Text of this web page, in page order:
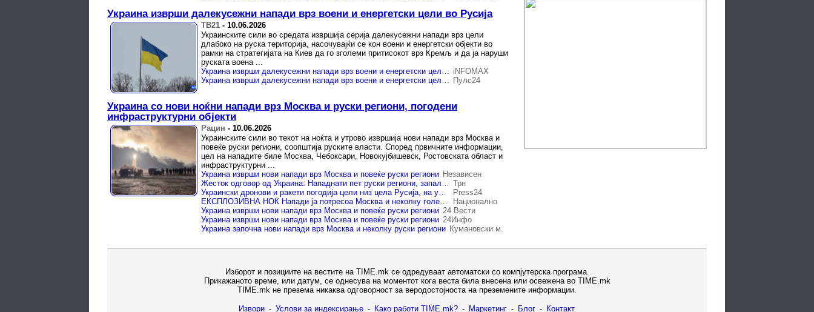
Украина изврши далекусежни напади врз воени и енергетски цели во Русија
ТВ21 - 10.06.2026
Украинските сили во средата извршија серија далекусежни напади врз цели
длабоко на руска територија, насочувајќи се кон воени и енергетски објекти во
рамки на стратегијата на Киев да го зголеми притисокот врз Кремљ и да ја наруши
руската воена ...
Украина изврши далекусежни напади врз воени и енергетски цели во Русија iNFOMAX
Украина изврши далекусежни напади врз воени и енергетски цели во Русија Пулс24
Украина со нови ноќни напади врз Москва и руски региони, погодени
инфраструктурни објекти
Рацин - 10.06.2026
Украинските сили во текот на ноќта и утрово извршија нови напади врз Москва и
повеќе руски региони, соопштија руските власти. Според првичните информации,
цел на нападите биле Москва, Чебоксари, Новокујбишевск, Ростовската област и
инфраструктурни ...
Украина изврши нови напади врз Москва и повеќе руски региони Независен
Жесток одговор од Украина: Нападнати пет руски региони, запалени резервоари со гориво и фабрики Трн
Украински дронови и ракети погодија цели низ цела Русија, на удар и Москва
Press24
ЕКСПЛОЗИВНА НОЌ Напади ја потресоа Москва и неколку големи градови
Национално
Украина изврши нови напади врз Москва и повеќе руски региони 24 Вести
Украина изврши нови напади врз Москва и повеќе руски региони 24Инфо
Украина започна нови напади врз Москва и неколку руски региони Кумановски м.
Изборот и позициите на вестите на TIME.mk се одредуваат автоматски со компјутерска програма.
Прикажаното време, или датум, се однесува на моментот кога веста била внесена или освежена во TIME.mk
TIME.mk не презема никаква одговорност за веродостојноста на преземените информации.
Извори - Услови за индексирање - Како работи TIME.mk? - Маркетинг - Блог - Контакт